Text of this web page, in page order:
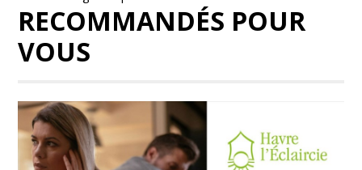
RECOMMANDÉS POUR
VOUS